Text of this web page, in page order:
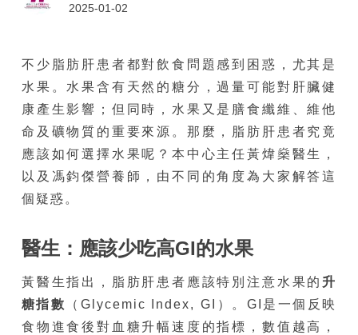
2025-01-02
不少脂肪肝患者都對飲食問題感到困惑，尤其是
水果。水果含有天然的糖分，過量可能對肝臟健
康產生影響；但同時，水果又是膳食纖維、維他
命及礦物質的重要來源。那麼，脂肪肝患者究竟
應該如何選擇水果呢？本中心主任黃煒燊醫生，
以及馮鈞傑營養師，由不同的角度為大家解答這
個疑惑。
醫生：應該少吃高GI的水果
黃醫生指出，脂肪肝患者應該特別注意水果的 升
糖指數
（Glycemic Index, GI）。GI是一個反映
食物進食後對血糖升幅速度的指標，數值越高，